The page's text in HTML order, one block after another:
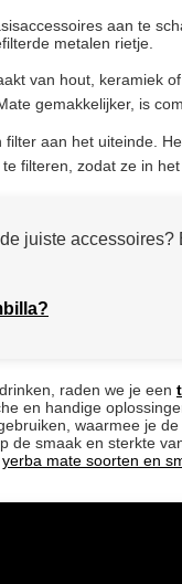
aan te
metalen rietje.
van hout, keramiek
gemakkelijker, is
aan het uiteinde.
filteren, zodat ze in
juiste
raden we je een
en handige
waarmee je
de smaak en sterkte
yerba mate soorten en